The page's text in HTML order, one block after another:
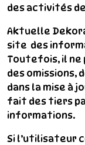
des activités
Aktuelle
site des
Toutefois, il ne
des omissions,
dans la mise à
fait des tiers
informations.
Si l’utilisateur